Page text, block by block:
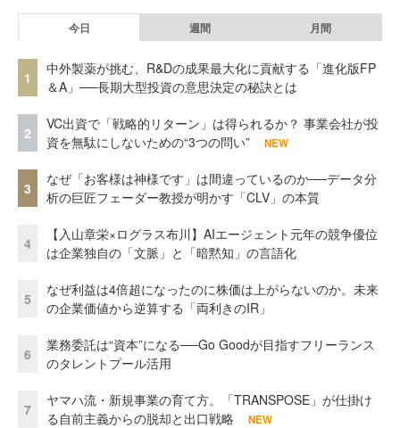
今日 週間 月間
1
中外製薬が挑む、R&Dの成果最大化に貢献する「進化版FP
＆A」──長期大型投資の意思決定の秘訣とは
2
VC出資で「戦略的リターン」は得られるか？ 事業会社が投
資を無駄にしないための“3つの問い”
NEW
3
なぜ「お客様は神様です」は間違っているのか──データ分
析の巨匠フェーダー教授が明かす「CLV」の本質
4
【入山章栄×ログラス布川】AIエージェント元年の競争優位
は企業独自の「文脈」と「暗黙知」の言語化
5
なぜ利益は4倍超になったのに株価は上がらないのか。未来
の企業価値から逆算する「両利きのIR」
6
業務委託は“資本”になる──Go Goodが目指すフリーランス
のタレントプール活用
7
ヤマハ流・新規事業の育て方。「TRANSPOSE」が仕掛け
る自前主義からの脱却と出口戦略
NEW